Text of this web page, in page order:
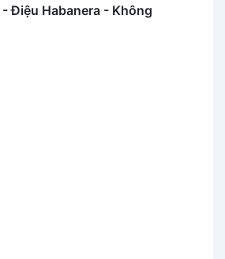
- Điệu Habanera - Không